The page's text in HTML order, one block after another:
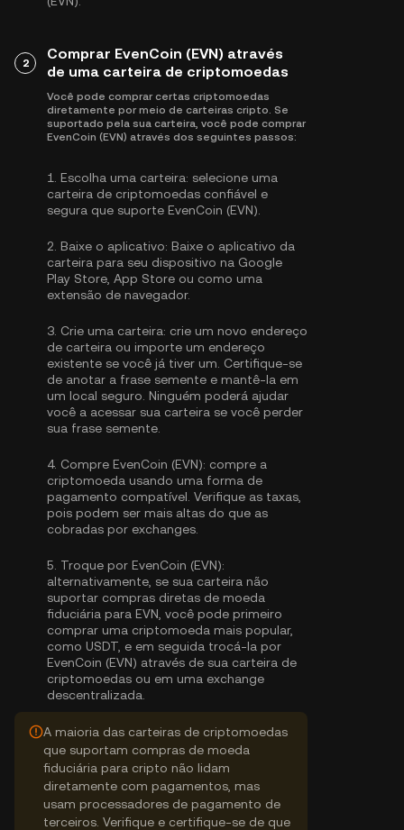
2
Comprar EvenCoin (EVN) através
de uma carteira de criptomoedas
Você pode comprar certas criptomoedas
diretamente por meio de carteiras cripto. Se
suportado pela sua carteira, você pode comprar
EvenCoin (EVN) através dos seguintes passos:
1. Escolha uma carteira: selecione uma
carteira de criptomoedas confiável e
segura que suporte EvenCoin (EVN).
2. Baixe o aplicativo: Baixe o aplicativo da
carteira para seu dispositivo na Google
Play Store, App Store ou como uma
extensão de navegador.
3. Crie uma carteira: crie um novo endereço
de carteira ou importe um endereço
existente se você já tiver um. Certifique-se
de anotar a frase semente e mantê-la em
um local seguro. Ninguém poderá ajudar
você a acessar sua carteira se você perder
sua frase semente.
4. Compre EvenCoin (EVN): compre a
criptomoeda usando uma forma de
pagamento compatível. Verifique as taxas,
pois podem ser mais altas do que as
cobradas por exchanges.
5. Troque por EvenCoin (EVN):
alternativamente, se sua carteira não
suportar compras diretas de moeda
fiduciária para EVN, você pode primeiro
comprar uma criptomoeda mais popular,
como USDT, e em seguida trocá-la por
EvenCoin (EVN) através de sua carteira de
criptomoedas ou em uma exchange
descentralizada.
A maioria das carteiras de criptomoedas
que suportam compras de moeda
fiduciária para cripto não lidam
diretamente com pagamentos, mas
usam processadores de pagamento de
terceiros. Verifique e certifique-se de que